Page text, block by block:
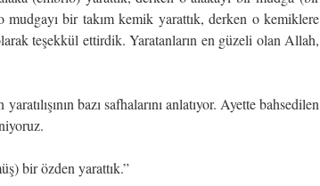
mudgayı bir takım kemik yarattık, derken o kemiklere
teşekkül ettirdik. Yaratanların en güzeli olan Allah,
bazı safhalarını anlatıyor. Ayette bahsedilen
bir özden yarattık.”